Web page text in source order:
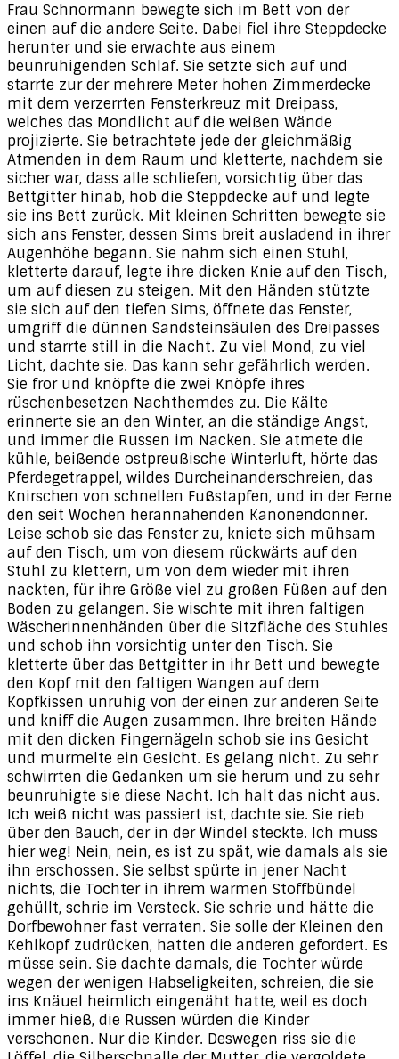
Frau Schnormann bewegte sich im Bett von der
einen auf die andere Seite. Dabei fiel ihre Steppdecke
herunter und sie erwachte aus einem
beunruhigenden Schlaf. Sie setzte sich auf und
starrte zur der mehrere Meter hohen Zimmerdecke
mit dem verzerrten Fensterkreuz mit Dreipass,
welches das Mondlicht auf die weißen Wände
projizierte. Sie betrachtete jede der gleichmäßig
Atmenden in dem Raum und kletterte, nachdem sie
sicher war, dass alle schliefen, vorsichtig über das
Bettgitter hinab, hob die Steppdecke auf und legte
sie ins Bett zurück. Mit kleinen Schritten bewegte sie
sich ans Fenster, dessen Sims breit ausladend in ihrer
Augenhöhe begann. Sie nahm sich einen Stuhl,
kletterte darauf, legte ihre dicken Knie auf den Tisch,
um auf diesen zu steigen. Mit den Händen stützte
sie sich auf den tiefen Sims, öffnete das Fenster,
umgriff die dünnen Sandsteinsäulen des Dreipasses
und starrte still in die Nacht. Zu viel Mond, zu viel
Licht, dachte sie. Das kann sehr gefährlich werden.
Sie fror und knöpfte die zwei Knöpfe ihres
rüschenbesetzen Nachthemdes zu. Die Kälte
erinnerte sie an den Winter, an die ständige Angst,
und immer die Russen im Nacken. Sie atmete die
kühle, beißende ostpreußische Winterluft, hörte das
Pferdegetrappel, wildes Durcheinanderschreien, das
Knirschen von schnellen Fußstapfen, und in der Ferne
den seit Wochen herannahenden Kanonendonner.
Leise schob sie das Fenster zu, kniete sich mühsam
auf den Tisch, um von diesem rückwärts auf den
Stuhl zu klettern, um von dem wieder mit ihren
nackten, für ihre Größe viel zu großen Füßen auf den
Boden zu gelangen. Sie wischte mit ihren faltigen
Wäscherinnenhänden über die Sitzfläche des Stuhles
und schob ihn vorsichtig unter den Tisch. Sie
kletterte über das Bettgitter in ihr Bett und bewegte
den Kopf mit den faltigen Wangen auf dem
Kopfkissen unruhig von der einen zur anderen Seite
und kniff die Augen zusammen. Ihre breiten Hände
mit den dicken Fingernägeln schob sie ins Gesicht
und murmelte ein Gesicht. Es gelang nicht. Zu sehr
schwirrten die Gedanken um sie herum und zu sehr
beunruhigte sie diese Nacht. Ich halt das nicht aus.
Ich weiß nicht was passiert ist, dachte sie. Sie rieb
über den Bauch, der in der Windel steckte. Ich muss
hier weg! Nein, nein, es ist zu spät, wie damals als sie
ihn erschossen. Sie selbst spürte in jener Nacht
nichts, die Tochter in ihrem warmen Stoffbündel
gehüllt, schrie im Versteck. Sie schrie und hätte die
Dorfbewohner fast verraten. Sie solle der Kleinen den
Kehlkopf zudrücken, hatten die anderen gefordert. Es
müsse sein. Sie dachte damals, die Tochter würde
wegen der wenigen Habseligkeiten, schreien, die sie
ins Knäuel heimlich eingenäht hatte, weil es doch
immer hieß, die Russen würden die Kinder
verschonen. Nur die Kinder. Deswegen riss sie die